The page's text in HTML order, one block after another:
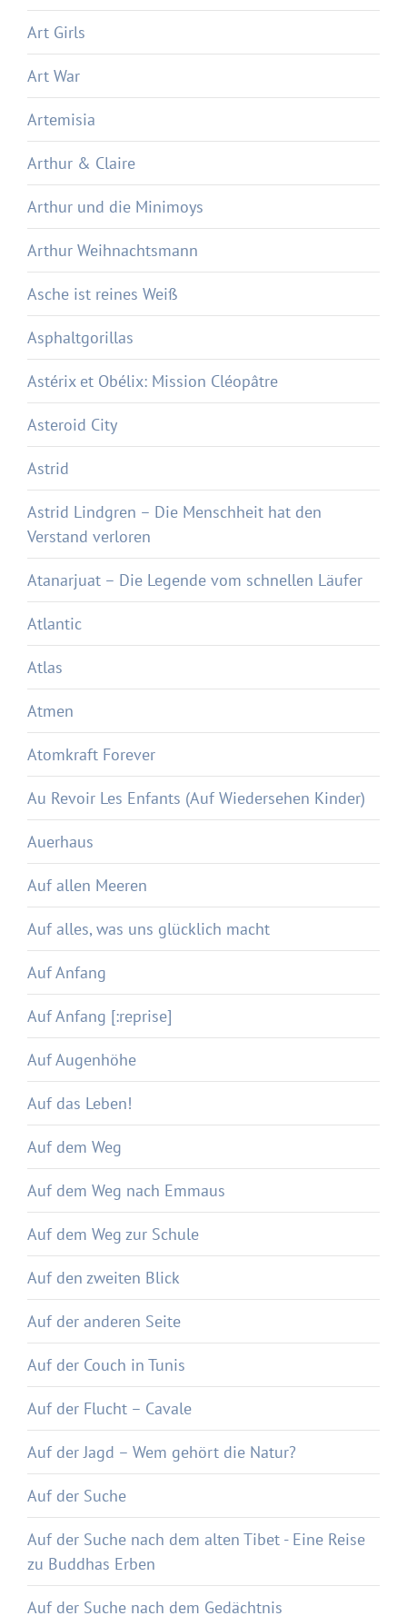
Art Girls
Art War
Artemisia
Arthur & Claire
Arthur und die Minimoys
Arthur Weihnachtsmann
Asche ist reines Weiß
Asphaltgorillas
Astérix et Obélix: Mission Cléopâtre
Asteroid City
Astrid
Astrid Lindgren – Die Menschheit hat den
Verstand verloren
Atanarjuat – Die Legende vom schnellen Läufer
Atlantic
Atlas
Atmen
Atomkraft Forever
Au Revoir Les Enfants (Auf Wiedersehen Kinder)
Auerhaus
Auf allen Meeren
Auf alles, was uns glücklich macht
Auf Anfang
Auf Anfang [:reprise]
Auf Augenhöhe
Auf das Leben!
Auf dem Weg
Auf dem Weg nach Emmaus
Auf dem Weg zur Schule
Auf den zweiten Blick
Auf der anderen Seite
Auf der Couch in Tunis
Auf der Flucht – Cavale
Auf der Jagd – Wem gehört die Natur?
Auf der Suche
Auf der Suche nach dem alten Tibet - Eine Reise
zu Buddhas Erben
Auf der Suche nach dem Gedächtnis